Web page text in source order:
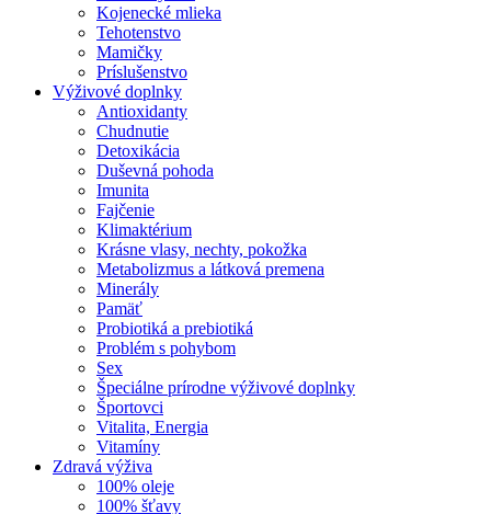
Kojenecké mlieka
Tehotenstvo
Mamičky
Príslušenstvo
Výživové doplnky
Antioxidanty
Chudnutie
Detoxikácia
Duševná pohoda
Imunita
Fajčenie
Klimaktérium
Krásne vlasy, nechty, pokožka
Metabolizmus a látková premena
Minerály
Pamäť
Probiotiká a prebiotiká
Problém s pohybom
Sex
Špeciálne prírodne výživové doplnky
Športovci
Vitalita, Energia
Vitamíny
Zdravá výživa
100% oleje
100% šťavy